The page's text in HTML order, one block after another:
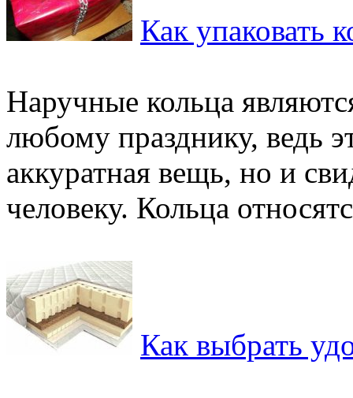
Как упаковать
Наручные кольца
любому празднику, ведь
аккуратная вещь, но и
человеку. Кольца
Как выбрать